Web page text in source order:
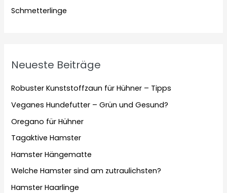
Schmetterlinge
Neueste Beiträge
Robuster Kunststoffzaun für Hühner – Tipps
Veganes Hundefutter – Grün und Gesund?
Oregano für Hühner
Tagaktive Hamster
Hamster Hängematte
Welche Hamster sind am zutraulichsten?
Hamster Haarlinge